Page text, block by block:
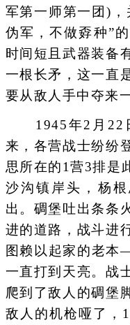
军第一师第一团)
伪军，不做孬种”
时间短且武器装备
一根长矛，这一直
要从敌人手中夺来
1945年2月22
来，各营战士纷纷
思所在的1营3排是
沙沟镇岸头，杨
出。碉堡吐出条条
进的道路，战斗进
图赖以起家的老本
一直打到天亮。战
爬到了敌人的碉堡
敌人的机枪哑了，